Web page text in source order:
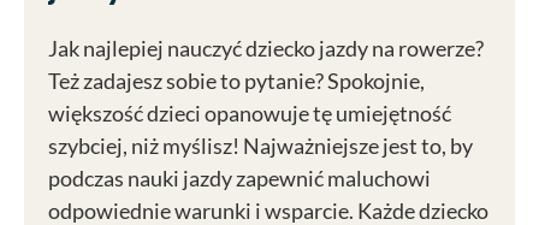
Jak najlepiej nauczyć dziecko jazdy na rowerze?
Też zadajesz sobie to pytanie? Spokojnie,
większość dzieci opanowuje tę umiejętność
szybciej, niż myślisz! Najważniejsze jest to, by
podczas nauki jazdy zapewnić maluchowi
odpowiednie warunki i wsparcie. Każde dziecko